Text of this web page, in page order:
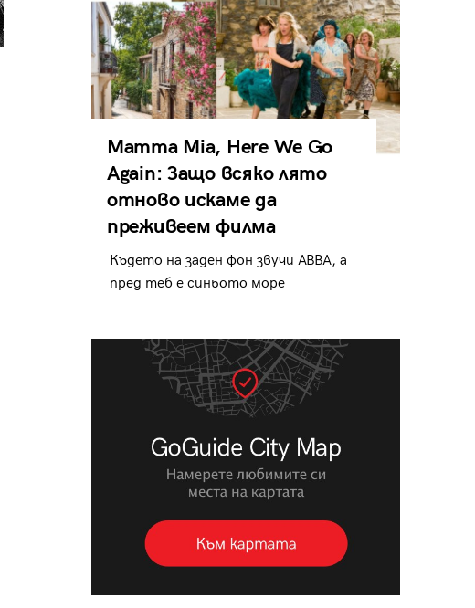
Mamma Mia, Here We Go
Again: Защо всяко лято
отново искаме да
преживеем филма
Където на заден фон звучи ABBA, а
пред теб е синьото море